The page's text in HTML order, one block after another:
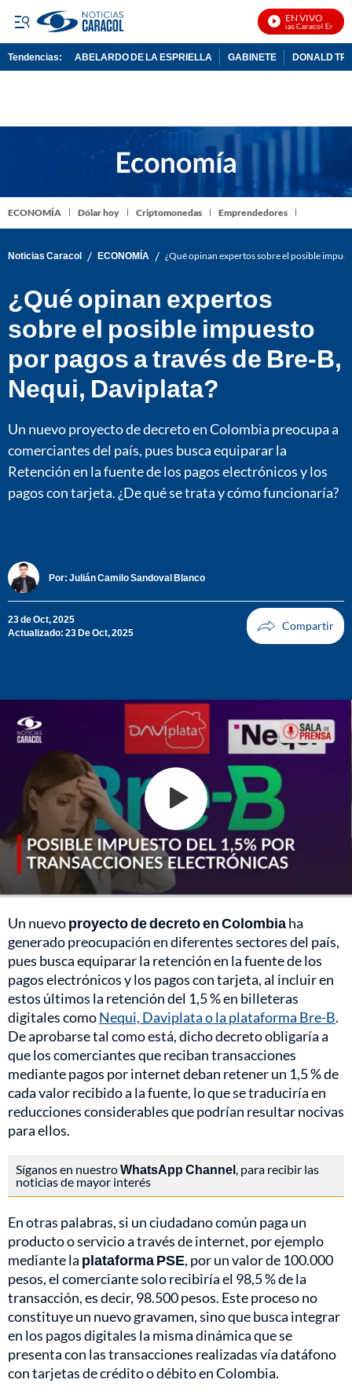
EN VIVO
Noticias Caracol En Vivo
Tendencias: ABELARDO DE LA ESPRIELLA GABINETE DONALD
ECONOMÍA Dólar hoy Criptomonedas Emprendedores
Noticias Caracol / ECONOMÍA / ¿Qué opinan expertos sobre el posible
¿Qué opinan expertos
sobre el posible impuesto
por pagos a través de Bre-B,
Nequi, Daviplata?
Un nuevo proyecto de decreto en Colombia preocupa a
comerciantes del país, pues busca equiparar la
Retención en la fuente de los pagos electrónicos y los
pagos con tarjeta. ¿De qué se trata y cómo funcionaría?
Por: Julián Camilo Sandoval Blanco
23 de Oct, 2025
Actualizado: 23 De Oct, 2025
Un nuevoproyecto de decreto en Colombiaha
generado preocupación en diferentes sectores del país,
pues busca equiparar la retención en la fuente de los
pagos electrónicos y los pagos con tarjeta, al incluir en
estos últimos la retención del 1,5 % en billeteras
digitales comoNequi, Daviplata o la plataforma Bre-B.
De aprobarse tal como está, dicho decreto obligaría a
que los comerciantes que reciban transacciones
mediante pagos por internet deban retener un 1,5 % de
cada valor recibido a la fuente, lo que se traduciría en
reducciones considerables que podrían resultar nocivas
para ellos.
Síganos en nuestroWhatsApp Channel , para recibir las
noticias de mayor interés
En otras palabras, si un ciudadano común paga un
producto o servicio a través de internet, por ejemplo
mediante la plataforma PSE, por un valor de 100.000
pesos, el comerciante solo recibiría el 98,5 % de la
transacción, es decir, 98.500 pesos. Este proceso no
constituye un nuevo gravamen, sino que busca integrar
en los pagos digitales la misma dinámica que se
presenta con las transacciones realizadas vía datáfono
con tarjetas de crédito o débito en Colombia.